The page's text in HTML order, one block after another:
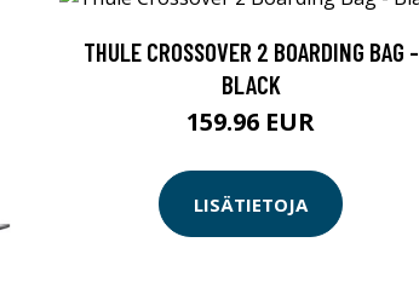
THULE CROSSOVER 2 BOARDING BAG -
BLACK
159.96 EUR
LISÄTIETOJA